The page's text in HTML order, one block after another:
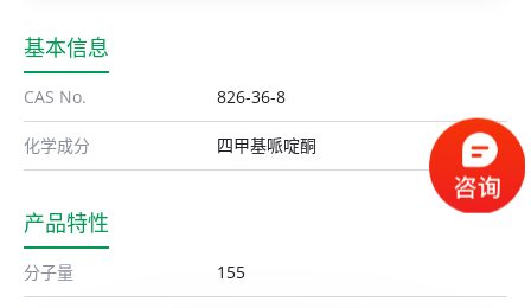
基本信息
CAS No. 826-36-8
化学成分 四甲基哌啶酮
产品特性
分子量 155